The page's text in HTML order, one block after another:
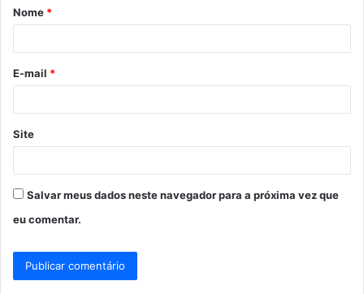
r
*
Nome *
E-mail *
Site
Salvar meus dados neste navegador para a próxima vez que
eu comentar.